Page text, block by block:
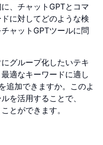
、チャットGPTとコマ
に対してどのような検
ャットGPTツールに問
グループ化したいテキ
適なキーワードに適し
追加できますか。このよ
を活用することで、
とができます。